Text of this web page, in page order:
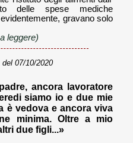
delle spese mediche
gravano solo
leggere)
del 07/10/2020
ancora lavoratore
siamo io e due mie
è vedova e ancora viva
minima. Oltre a mio
due figli...»